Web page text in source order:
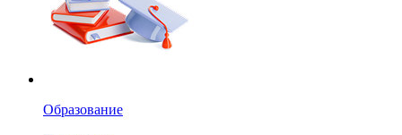
Образование